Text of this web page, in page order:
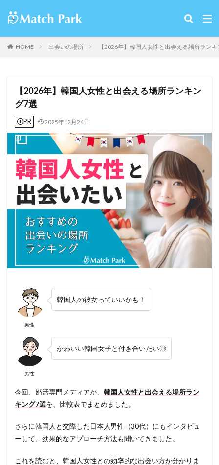
HOME 出会いの場所 【2026年】韓国人女性と出会える場所ラン
【2026年】韓国人女性と出会える場所ランキン
グ7選
PR 2025年12月24日
男性
韓国人の彼女っていいかも！
男性
かわいい韓国女子と付き合いたい◎
今回、婚活専門メディアが、 韓国人女性と出会える場所ラン
キング7選を、比較表でまとめました。
さらに韓国人と交際した日本人男性（30代）にもインタビュ
ーして、効果的なアプローチ方法も聞いてきました。
これを読むと、韓国人女性との効率的な出会い方が分かりま